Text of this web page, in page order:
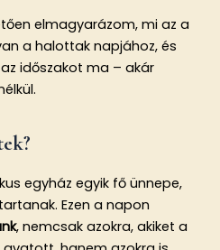
elmagyarázom, mi az a
a halottak napjához, és
időszakot ma – akár
egyház egyik fő ünnepe,
tartanak. Ezen a napon
, nemcsak azokra, akiket a